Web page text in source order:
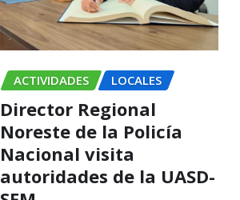
ACTIVIDADES LOCALES
Director Regional
Noreste de la Policía
Nacional visita
autoridades de la UASD-